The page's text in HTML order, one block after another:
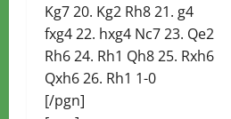
Kg7 20. Kg2 Rh8 21. g4
fxg4 22. hxg4 Nc7 23. Qe2
Rh6 24. Rh1 Qh8 25. Rxh6
Qxh6 26. Rh1 1-0
[/pgn]